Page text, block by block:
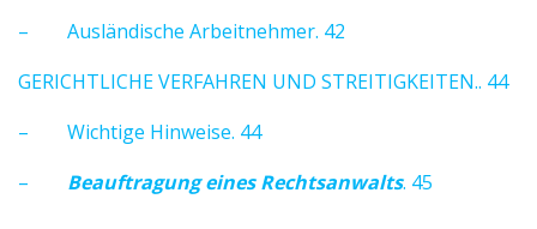
– Ausländische Arbeitnehmer. 42
GERICHTLICHE VERFAHREN UND STREITIGKEITEN.. 44
– Wichtige Hinweise. 44
– Beauftragung eines Rechtsanwalts. 45